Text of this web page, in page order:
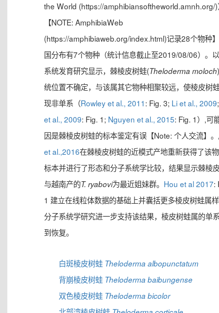
the World (https://amphibiansoftheworld.amnh.org/
【NOTE: AmphibiaWeb
(https://amphibiaweb.org/index.html)记录28个物种
国分布有7个物种（统计信息截止至2019/08/06）。
系统发育研究显示，棘棱皮树蛙(Theloderma moloch
统位置不确定，与该属其它物种相聚较远，使棱皮树
现非单系（Rowley et al., 2011: Fig. 3; Li et al., 2009
et al., 2009: Fig. 1; Nguyen et al., 2015: Fig. 1）,可
因是棘棱皮树蛙的标本鉴定有误【Note: 个人交流】
et al.,2016在棘棱皮树蛙的近模式产地重新获得了该
标本并进行了形态和分子系统学比较，结果显示棘棱
与越南产的T. ryabovi为最近姐妹群。 Hou et al 2017:
1 建立在线粒体数据的基础上并囊括更多棱皮树蛙属
分子系统学研究进一步支持该结果，棱皮树蛙属的单
到恢复。
白斑棱皮树蛙 Theloderma albopunctatum
背崩棱皮树蛙 Theloderma baibungense
双色棱皮树蛙 Theloderma bicolor